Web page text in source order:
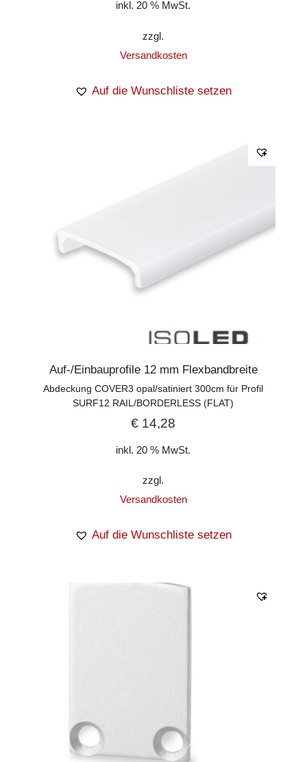
inkl. 20 % MwSt.
zzgl.
Versandkosten
Auf die Wunschliste setzen
Auf-/Einbauprofile 12 mm Flexbandbreite
Abdeckung COVER3 opal/satiniert 300cm für Profil
SURF12 RAIL/BORDERLESS (FLAT)
€ 14,28
inkl. 20 % MwSt.
zzgl.
Versandkosten
Auf die Wunschliste setzen